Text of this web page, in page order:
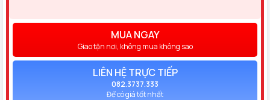
MUA NGAY
Giao tận nơi, không mua không sao
LIÊN HỆ TRỰC TIẾP
082.3737.333
Để có giá tốt nhất